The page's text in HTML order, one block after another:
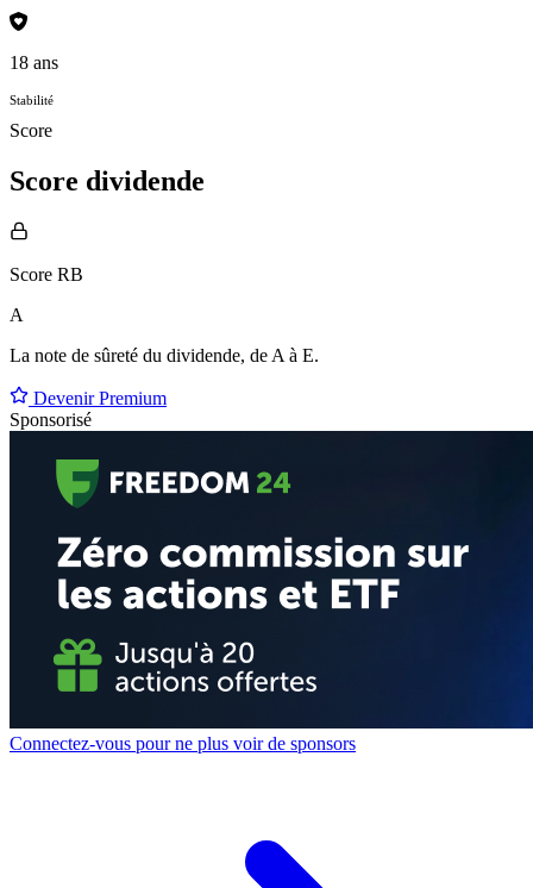
18 ans
Stabilité
Score
Score dividende
Score RB
A
La note de sûreté du dividende, de A à E.
Devenir Premium
Sponsorisé
Connectez-vous pour ne plus voir de sponsors